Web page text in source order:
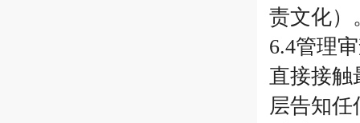
责文化）
6.4管理
直接接触
层告知